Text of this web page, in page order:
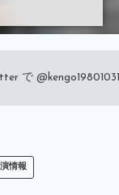
で @kengo19801031
情報